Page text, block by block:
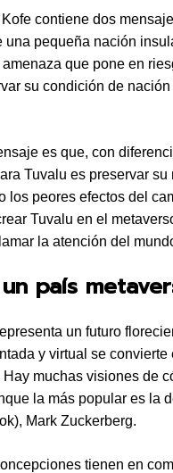
contiene dos
una pequeña nación
que pone en
su condición de
es que, con
Tuvalu es preservar su
los peores efectos del
Tuvalu en el
la atención del
país
un futuro
y virtual se convierte
muchas visiones de
la más popular es la
Mark Zuckerberg.
tienen en